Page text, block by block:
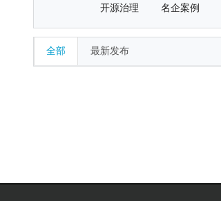
开源治理 名企案例
全部 最新发布